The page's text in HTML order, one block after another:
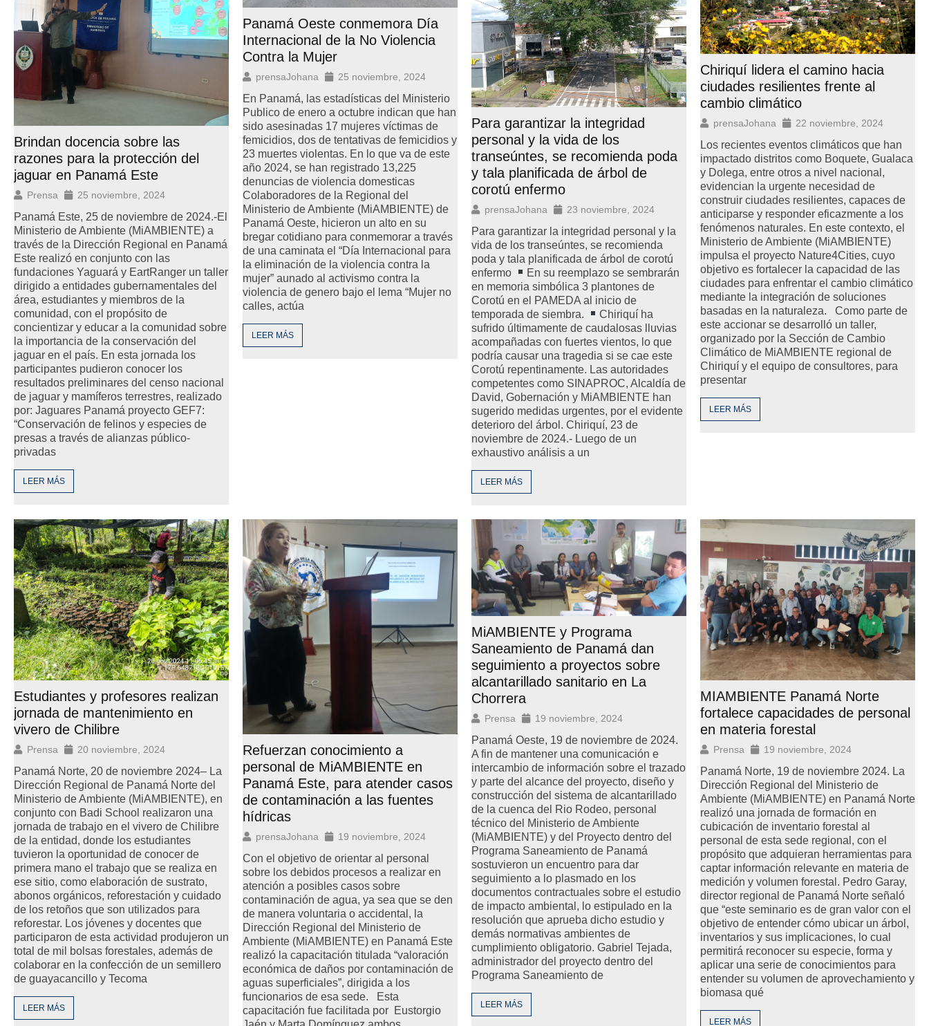
Brindan docencia sobre las
razones para la protección del
jaguar en Panamá Este
Prensa 25 noviembre, 2024
Panamá Este, 25 de noviembre de 2024.-El
Ministerio de Ambiente (MiAMBIENTE) a
través de la Dirección Regional en Panamá
Este realizó en conjunto con las
fundaciones Yaguará y EartRanger un taller
dirigido a entidades gubernamentales del
área, estudiantes y miembros de la
comunidad, con el propósito de
concientizar y educar a la comunidad sobre
la importancia de la conservación del
jaguar en el país. En esta jornada los
participantes pudieron conocer los
resultados preliminares del censo nacional
de jaguar y mamíferos terrestres, realizado
por: Jaguares Panamá proyecto GEF7:
“Conservación de felinos y especies de
presas a través de alianzas público-
privadas
LEER MÁS
Panamá Oeste conmemora Día
Internacional de la No Violencia
Contra la Mujer
prensaJohana 25 noviembre, 2024
En Panamá, las estadísticas del Ministerio
Publico de enero a octubre indican que han
sido asesinadas 17 mujeres víctimas de
femicidios, dos de tentativas de femicidios y
23 muertes violentas. En lo que va de este
año 2024, se han registrado 13,225
denuncias de violencia domesticas
Colaboradores de la Regional del
Ministerio de Ambiente (MiAMBIENTE) de
Panamá Oeste, hicieron un alto en su
bregar cotidiano para conmemorar a través
de una caminata el “Día Internacional para
la eliminación de la violencia contra la
mujer” aunado al activismo contra la
violencia de genero bajo el lema “Mujer no
calles, actúa
LEER MÁS
Para garantizar la integridad
personal y la vida de los
transeúntes, se recomienda poda
y tala planificada de árbol de
corotú enfermo
prensaJohana 23 noviembre, 2024
Para garantizar la integridad personal y la
vida de los transeúntes, se recomienda
poda y tala planificada de árbol de corotú
enfermo
En su reemplazo se sembrarán
en memoria simbólica 3 plantones de
Corotú en el PAMEDA al inicio de
temporada de siembra.
Chiriquí ha
sufrido últimamente de caudalosas lluvias
acompañadas con fuertes vientos, lo que
podría causar una tragedia si se cae este
Corotú repentinamente. Las autoridades
competentes como SINAPROC, Alcaldía de
David, Gobernación y MiAMBIENTE han
sugerido medidas urgentes, por el evidente
deterioro del árbol. Chiriquí, 23 de
noviembre de 2024.- Luego de un
exhaustivo análisis a un
LEER MÁS
Chiriquí lidera el camino hacia
ciudades resilientes frente al
cambio climático
prensaJohana 22 noviembre, 2024
Los recientes eventos climáticos que han
impactado distritos como Boquete, Gualaca
y Dolega, entre otros a nivel nacional,
evidencian la urgente necesidad de
construir ciudades resilientes, capaces de
anticiparse y responder eficazmente a los
fenómenos naturales. En este contexto, el
Ministerio de Ambiente (MiAMBIENTE)
impulsa el proyecto Nature4Cities, cuyo
objetivo es fortalecer la capacidad de las
ciudades para enfrentar el cambio climático
mediante la integración de soluciones
basadas en la naturaleza. Como parte de
este accionar se desarrolló un taller,
organizado por la Sección de Cambio
Climático de MiAMBIENTE regional de
Chiriquí y el equipo de consultores, para
presentar
LEER MÁS
Estudiantes y profesores realizan
jornada de mantenimiento en
vivero de Chilibre
Prensa 20 noviembre, 2024
Panamá Norte, 20 de noviembre 2024– La
Dirección Regional de Panamá Norte del
Ministerio de Ambiente (MiAMBIENTE), en
conjunto con Badi School realizaron una
jornada de trabajo en el vivero de Chilibre
de la entidad, donde los estudiantes
tuvieron la oportunidad de conocer de
primera mano el trabajo que se realiza en
ese sitio, como elaboración de sustrato,
abonos orgánicos, reforestación y cuidado
de los retoños que son utilizados para
reforestar. Los jóvenes y docentes que
participaron de esta actividad produjeron un
total de mil bolsas forestales, además de
colaborar en la confección de un semillero
de guayacancillo y Tecoma
LEER MÁS
Refuerzan conocimiento a
personal de MiAMBIENTE en
Panamá Este, para atender casos
de contaminación a las fuentes
hídricas
prensaJohana 19 noviembre, 2024
Con el objetivo de orientar al personal
sobre los debidos procesos a realizar en
atención a posibles casos sobre
contaminación de agua, ya sea que se den
de manera voluntaria o accidental, la
Dirección Regional del Ministerio de
Ambiente (MiAMBIENTE) en Panamá Este
realizó la capacitación titulada “valoración
económica de daños por contaminación de
aguas superficiales”, dirigida a los
funcionarios de esa sede. Esta
capacitación fue facilitada por Eustorgio
MiAMBIENTE y Programa
Saneamiento de Panamá dan
seguimiento a proyectos sobre
alcantarillado sanitario en La
Chorrera
Prensa 19 noviembre, 2024
Panamá Oeste, 19 de noviembre de 2024.
A fin de mantener una comunicación e
intercambio de información sobre el trazado
y parte del alcance del proyecto, diseño y
construcción del sistema de alcantarillado
de la cuenca del Rio Rodeo, personal
técnico del Ministerio de Ambiente
(MiAMBIENTE) y del Proyecto dentro del
Programa Saneamiento de Panamá
sostuvieron un encuentro para dar
seguimiento a lo plasmado en los
documentos contractuales sobre el estudio
de impacto ambiental, lo estipulado en la
resolución que aprueba dicho estudio y
demás normativas ambientes de
cumplimiento obligatorio. Gabriel Tejada,
administrador del proyecto dentro del
Programa Saneamiento de
LEER MÁS
MIAMBIENTE Panamá Norte
fortalece capacidades de personal
en materia forestal
Prensa 19 noviembre, 2024
Panamá Norte, 19 de noviembre 2024. La
Dirección Regional del Ministerio de
Ambiente (MiAMBIENTE) en Panamá Norte
realizó una jornada de formación en
cubicación de inventario forestal al
personal de esta sede regional, con el
propósito que adquieran herramientas para
captar información relevante en materia de
medición y volumen forestal. Pedro Garay,
director regional de Panamá Norte señaló
que “este seminario es de gran valor con el
objetivo de entender cómo ubicar un árbol,
inventarios y sus implicaciones, lo cual
permitirá reconocer su especie, forma y
aplicar una serie de conocimientos para
entender su volumen de aprovechamiento y
biomasa qué
LEER MÁS